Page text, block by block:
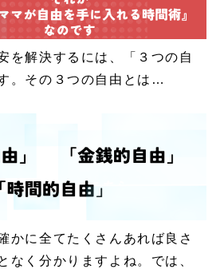
を解決するには、「３つの自
。その３つの自由とは…
かに全てたくさんあれば良さ
なく分かりますよね。では、